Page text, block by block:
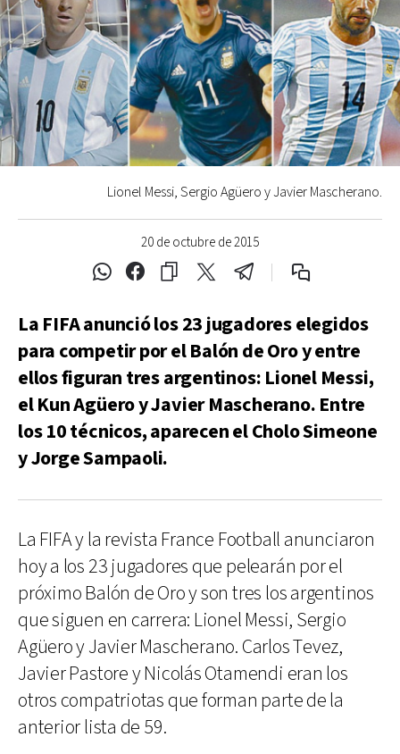
20 de octubre de 2015
Lionel Messi, Sergio Agüero y Javier Mascherano.
La FIFA anunció los 23 jugadores elegidos
para competir por el Balón de Oro y entre
ellos figuran tres argentinos: Lionel Messi,
el Kun Agüero y Javier Mascherano. Entre
los 10 técnicos, aparecen el Cholo Simeone
y Jorge Sampaoli.
La FIFA y la revista France Football anunciaron
hoy a los 23 jugadores que pelearán por el
próximo Balón de Oro y son tres los argentinos
que siguen en carrera: Lionel Messi, Sergio
Agüero y Javier Mascherano. Carlos Tevez,
Javier Pastore y Nicolás Otamendi eran los
otros compatriotas que forman parte de la
anterior lista de 59.